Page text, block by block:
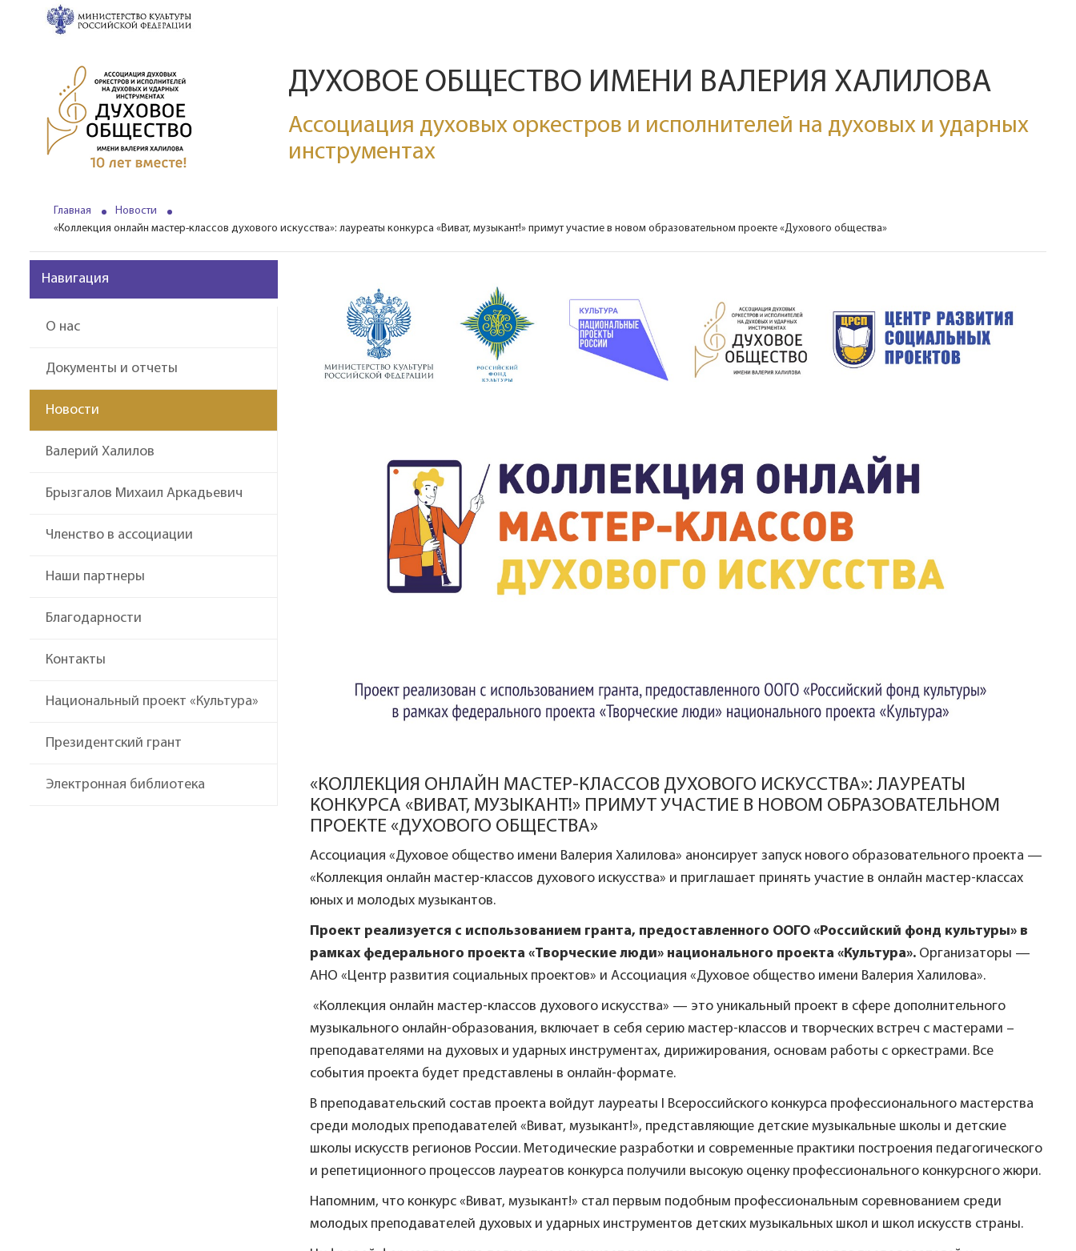
ДУХОВОЕ ОБЩЕСТВО ИМЕНИ ВАЛЕРИЯ ХАЛИЛОВА
Ассоциация духовых оркестров и исполнителей на духовых и ударных
инструментах
Главная
Новости
«Коллекция онлайн мастер-классов духового искусства»: лауреаты конкурса «Виват, музыкант!» примут участие в новом образовательном проекте «Духового общества»
Навигация
О нас
Документы и отчеты
Новости
Валерий Халилов
Брызгалов Михаил Аркадьевич
Членство в ассоциации
Наши партнеры
Благодарности
Контакты
Национальный проект «Культура»
Президентский грант
Электронная библиотека
«КОЛЛЕКЦИЯ ОНЛАЙН МАСТЕР-КЛАССОВ ДУХОВОГО ИСКУССТВА»: ЛАУРЕАТЫ
КОНКУРСА «ВИВАТ, МУЗЫКАНТ!» ПРИМУТ УЧАСТИЕ В НОВОМ ОБРАЗОВАТЕЛЬНОМ
ПРОЕКТЕ «ДУХОВОГО ОБЩЕСТВА»
Ассоциация «Духовое общество имени Валерия Халилова» анонсирует запуск нового образовательного проекта —
«Коллекция онлайн мастер-классов духового искусства» и приглашает принять участие в онлайн мастер-классах
юных и молодых музыкантов.
Проект реализуется с использованием гранта, предоставленного ООГО «Российский фонд культуры» в
рамках федерального проекта «Творческие люди» национального проекта «Культура». Организаторы —
АНО «Центр развития социальных проектов» и Ассоциация «Духовое общество имени Валерия Халилова».
«Коллекция онлайн мастер-классов духового искусства» — это уникальный проект в сфере дополнительного
музыкального онлайн-образования, включает в себя серию мастер-классов и творческих встреч с мастерами –
преподавателями на духовых и ударных инструментах, дирижирования, основам работы с оркестрами. Все
события проекта будет представлены в онлайн-формате.
В преподавательский состав проекта войдут лауреаты I Всероссийского конкурса профессионального мастерства
среди молодых преподавателей «Виват, музыкант!», представляющие детские музыкальные школы и детские
школы искусств регионов России. Методические разработки и современные практики построения педагогического
и репетиционного процессов лауреатов конкурса получили высокую оценку профессионального конкурсного жюри.
Напомним, что конкурс «Виват, музыкант!» стал первым подобным профессиональным соревнованием среди
молодых преподавателей духовых и ударных инструментов детских музыкальных школ и школ искусств страны.